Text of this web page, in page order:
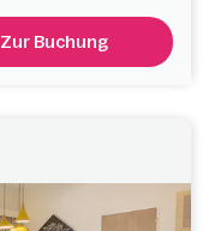
Zur Buchung